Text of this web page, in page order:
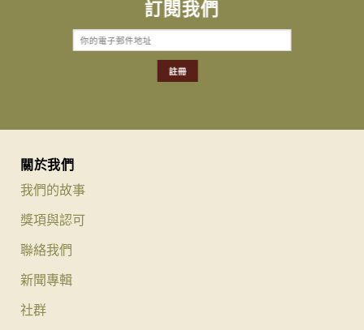
訂閱我們
關於我們
我們的故事
獎項與認可
聯絡我們
新聞專輯
社群